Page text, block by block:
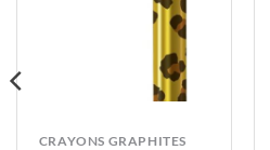
CRAYONS GRAPHITES